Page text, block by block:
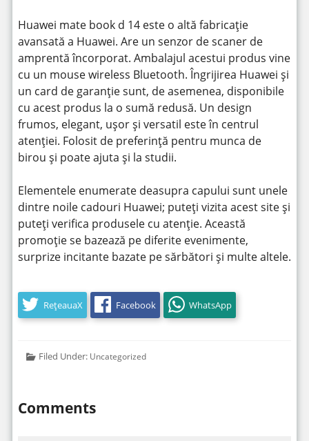
Huawei mate book d 14 este o altă fabricație
avansată a Huawei. Are un senzor de scaner de
amprentă încorporat. Ambalajul acestui produs vine
cu un mouse wireless Bluetooth. Îngrijirea Huawei și
un card de garanție sunt, de asemenea, disponibile
cu acest produs la o sumă redusă. Un design
frumos, elegant, ușor și versatil este în centrul
atenției. Folosit de preferință pentru munca de
birou și poate ajuta și la studii.
Elementele enumerate deasupra capului sunt unele
dintre noile cadouri Huawei; puteți vizita acest site și
puteți verifica produsele cu atenție. Această
promoție se bazează pe diferite evenimente,
surprize incitante bazate pe sărbători și multe altele.
RețeauaX Facebook WhatsApp
Filed Under: Uncategorized
Comments